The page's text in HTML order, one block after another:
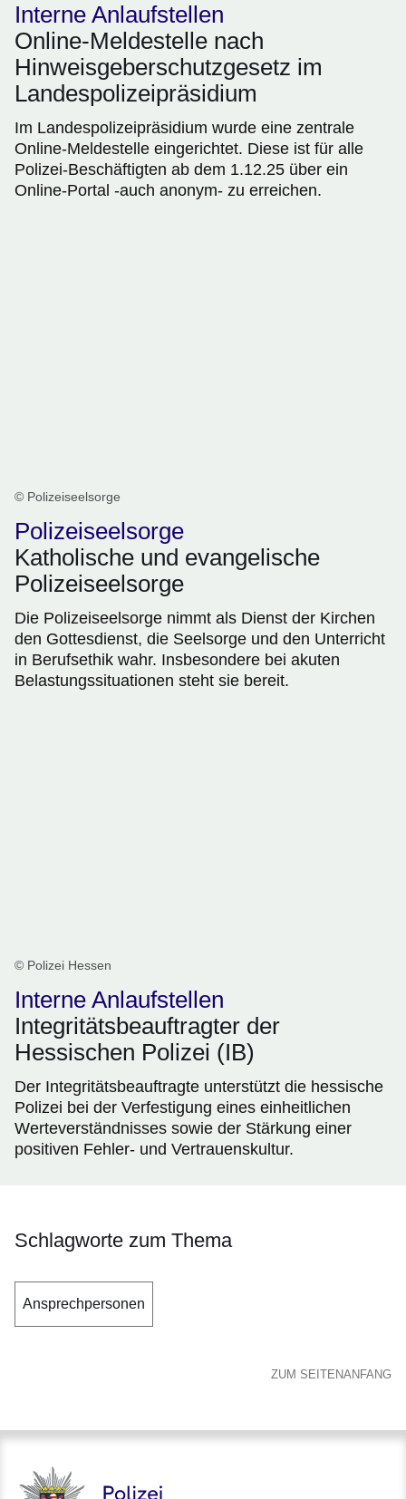
Interne Anlaufstellen
Online-Meldestelle nach
Hinweisgeberschutzgesetz im
Landespolizeipräsidium
Im Landespolizeipräsidium wurde eine zentrale
Online-Meldestelle eingerichtet. Diese ist für alle
Polizei-Beschäftigten ab dem 1.12.25 über ein
Online-Portal -auch anonym- zu erreichen.
© Polizeiseelsorge
Polizeiseelsorge
Katholische und evangelische
Polizeiseelsorge
Die Polizeiseelsorge nimmt als Dienst der Kirchen
den Gottesdienst, die Seelsorge und den Unterricht
in Berufsethik wahr. Insbesondere bei akuten
Belastungssituationen steht sie bereit.
© Polizei Hessen
Interne Anlaufstellen
Integritätsbeauftragter der
Hessischen Polizei (IB)
Der Integritätsbeauftragte unterstützt die hessische
Polizei bei der Verfestigung eines einheitlichen
Werteverständnisses sowie der Stärkung einer
positiven Fehler- und Vertrauenskultur.
Schlagworte zum Thema
Ansprechpersonen
ZUM SEITENANFANG